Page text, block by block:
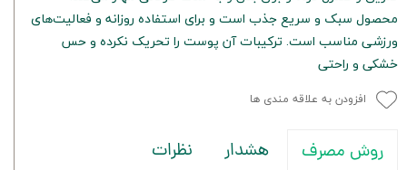
محصول سبک و سریع جذب است و برای استفاده روزانه و فعالیت‌های
ورزشی مناسب است. ترکیبات آن پوست را تحریک نکرده و حس
خشکی و راحتی
افزودن به علاقه مندی ها
روش مصرف هشدار نظرات